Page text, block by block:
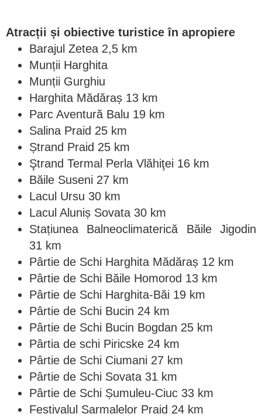
Atracții și obiective turistice în apropiere
Barajul Zetea 2,5 km
Munții Harghita
Munții Gurghiu
Harghita Mădăraș 13 km
Parc Aventură Balu 19 km
Salina Praid 25 km
Ștrand Praid 25 km
Ştrand Termal Perla Vlăhiţei 16 km
Băile Suseni 27 km
Lacul Ursu 30 km
Lacul Aluniș Sovata 30 km
Stațiunea Balneoclimaterică Băile Jigodin
31 km
Pârtie de Schi Harghita Mădăraș 12 km
Pârtie de Schi Băile Homorod 13 km
Pârtie de Schi Harghita-Băi 19 km
Pârtie de Schi Bucin 24 km
Pârtie de Schi Bucin Bogdan 25 km
Pârtia de schi Piricske 24 km
Pârtie de Schi Ciumani 27 km
Pârtie de Schi Sovata 31 km
Pârtie de Schi Șumuleu-Ciuc 33 km
Festivalul Sarmalelor Praid 24 km